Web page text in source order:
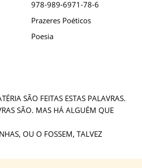
978-989-6971-78-6
Prazeres Poéticos
Poesia
SÃO FEITAS ESTAS PALAVRAS.
SÃO. MAS HÁ ALGUÉM QUE
OU O FOSSEM, TALVEZ